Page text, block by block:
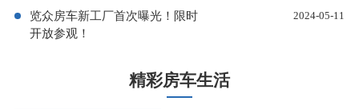
览众房车新工厂首次曝光！限时
开放参观！
2024-05-11
精彩房车生活